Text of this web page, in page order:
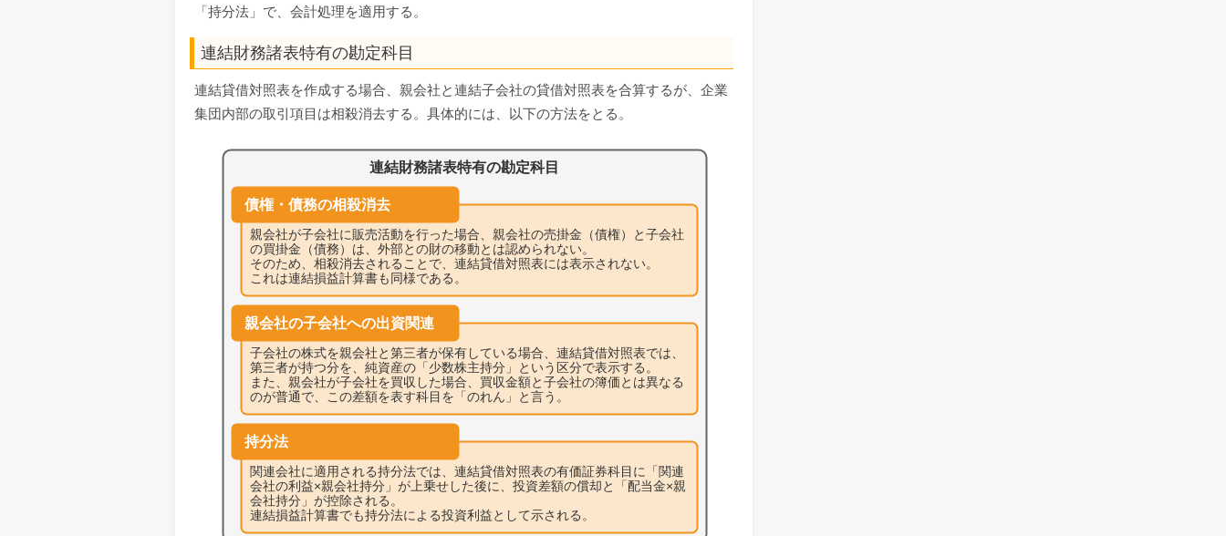
「持分法」で、会計処理を適用する。
連結財務諸表特有の勘定科目
連結貸借対照表を作成する場合、親会社と連結子会社の貸借対照表を合算するが、企業
集団内部の取引項目は相殺消去する。具体的には、以下の方法をとる。